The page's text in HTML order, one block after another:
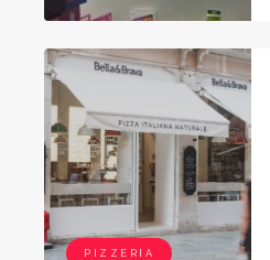
PIZZERIA